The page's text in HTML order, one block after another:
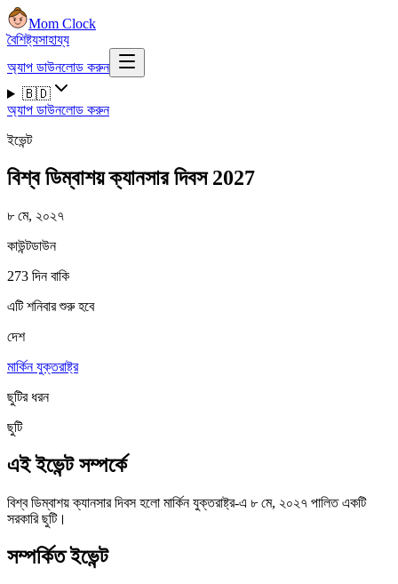
Mom Clock
বৈশিষ্ট্যসাহায্য
অ্যাপ ডাউনলোড করুন
🇧🇩
অ্যাপ ডাউনলোড করুন
ইভেন্ট
বিশ্ব ডিম্বাশয় ক্যানসার দিবস 2027
৮ মে, ২০২৭
কাউন্টডাউন
273 দিন বাকি
এটি শনিবার শুরু হবে
দেশ
মার্কিন যুক্তরাষ্ট্র
ছুটির ধরন
ছুটি
এই ইভেন্ট সম্পর্কে
বিশ্ব ডিম্বাশয় ক্যানসার দিবস হলো মার্কিন যুক্তরাষ্ট্র-এ ৮ মে, ২০২৭ পালিত একটি
সরকারি ছুটি।
সম্পর্কিত ইভেন্ট